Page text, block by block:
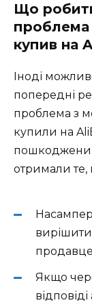
Що
проблема
купив на
Іноді
попередні
проблема з
купили на
отримали те,
Якщо